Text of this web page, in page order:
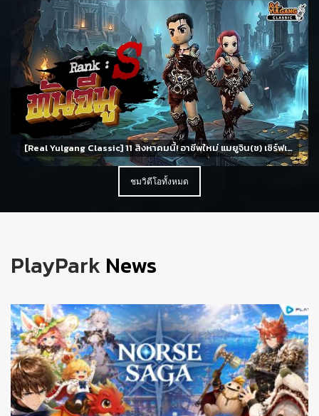
[Real Yulgang Classic] 11 สิงหาคมนี้! อาชีพใหม่ แมยูจิน(ช) เซิร์ฟเวอร์ 8 จันทราทอแสงและกิจกรรมมากมาย
ชมวิดีโอทั้งหมด
PlayPark News